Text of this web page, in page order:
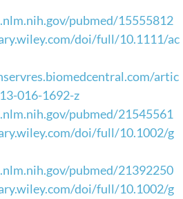
& Resources
Hero of the Month
pubmed/15555812
doi/full/10.1111/ac
artic
016-1692-z
pubmed/21545561
doi/full/10.1002/g
pubmed/21392250
doi/full/10.1002/g